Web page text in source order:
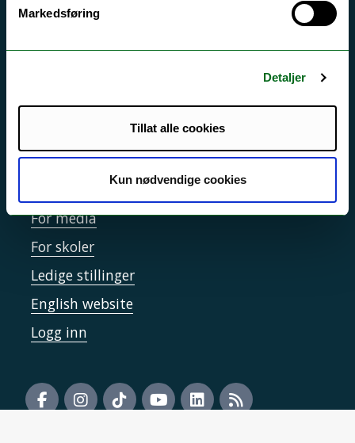
Markedsføring
Detaljer
Tillat alle cookies
Kun nødvendige cookies
Driftsmeldinger
Tilgjengelighetserklæring
Kontakt UiT
For media
For skoler
Ledige stillinger
English website
Logg inn